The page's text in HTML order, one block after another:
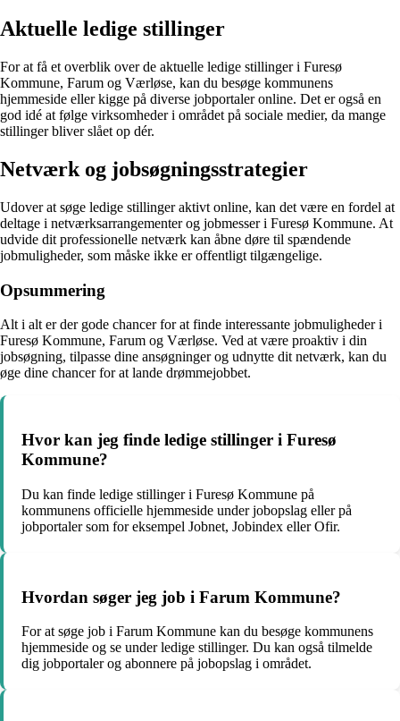
Aktuelle ledige stillinger
For at få et overblik over de aktuelle ledige stillinger i Furesø
Kommune, Farum og Værløse, kan du besøge kommunens
hjemmeside eller kigge på diverse jobportaler online. Det er også en
god idé at følge virksomheder i området på sociale medier, da mange
stillinger bliver slået op dér.
Netværk og jobsøgningsstrategier
Udover at søge ledige stillinger aktivt online, kan det være en fordel at
deltage i netværksarrangementer og jobmesser i Furesø Kommune. At
udvide dit professionelle netværk kan åbne døre til spændende
jobmuligheder, som måske ikke er offentligt tilgængelige.
Opsummering
Alt i alt er der gode chancer for at finde interessante jobmuligheder i
Furesø Kommune, Farum og Værløse. Ved at være proaktiv i din
jobsøgning, tilpasse dine ansøgninger og udnytte dit netværk, kan du
øge dine chancer for at lande drømmejobbet.
Hvor kan jeg finde ledige stillinger i Furesø
Kommune?
Du kan finde ledige stillinger i Furesø Kommune på
kommunens officielle hjemmeside under jobopslag eller på
jobportaler som for eksempel Jobnet, Jobindex eller Ofir.
Hvordan søger jeg job i Farum Kommune?
For at søge job i Farum Kommune kan du besøge kommunens
hjemmeside og se under ledige stillinger. Du kan også tilmelde
dig jobportaler og abonnere på jobopslag i området.